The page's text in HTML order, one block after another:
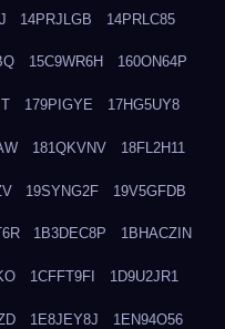
14PRJLGB 14PRLC85
15C9WR6H 160ON64P
179PIGYE 17HG5UY8
181QKVNV 18FL2H11
19SYNG2F 19V5GFDB
1B3DEC8P 1BHACZIN
1CFFT9FI 1D9U2JR1
1E8JEY8J 1EN94O56